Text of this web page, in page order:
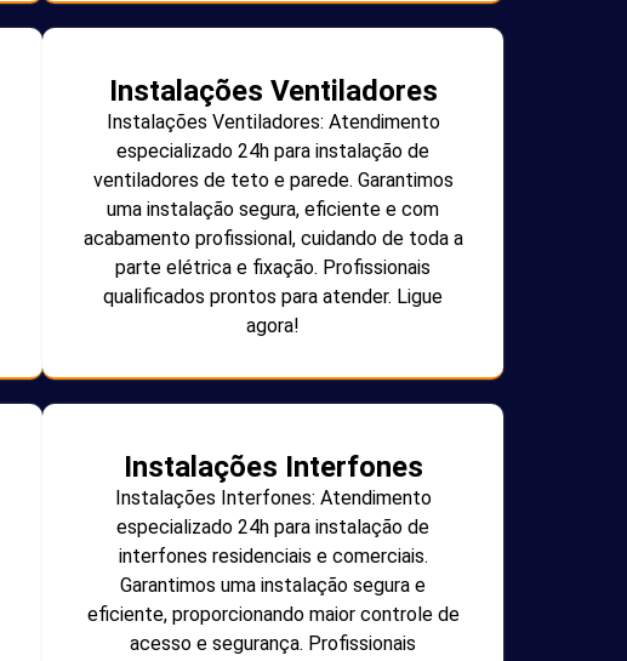
Instalações Ventiladores
Instalações Ventiladores: Atendimento
especializado 24h para instalação de
ventiladores de teto e parede. Garantimos
uma instalação segura, eficiente e com
acabamento profissional, cuidando de toda a
parte elétrica e fixação. Profissionais
qualificados prontos para atender. Ligue
agora!
Instalações Interfones
Instalações Interfones: Atendimento
especializado 24h para instalação de
interfones residenciais e comerciais.
Garantimos uma instalação segura e
eficiente, proporcionando maior controle de
acesso e segurança. Profissionais